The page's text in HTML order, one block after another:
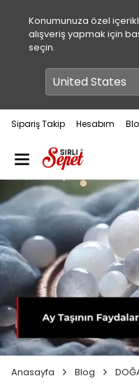
Konumunuza özel
alışveriş yapmak için
seçin.
Sipariş Takip Hesabım
Anasayfa Blog